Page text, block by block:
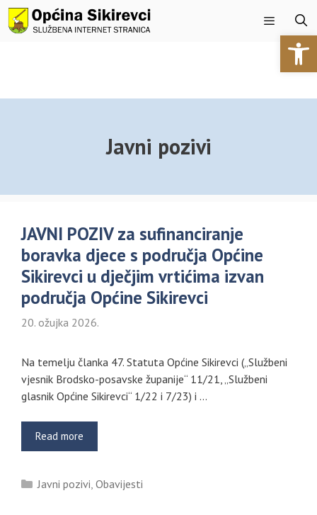
Preskoči
na
Izbornik
Javni pozivi
JAVNI POZIV za sufinanciranje
boravka djece s područja Općine
Sikirevci u dječjim vrtićima izvan
područja Općine Sikirevci
20. ožujka 2026.
Na temelju članka 47. Statuta Općine Sikirevci („Službeni
vjesnik Brodsko-posavske županije“ 11/21, „Službeni
glasnik Općine Sikirevci“ 1/22 i 7/23) i …
Read more
Kategorije
Javni pozivi, Obavijesti